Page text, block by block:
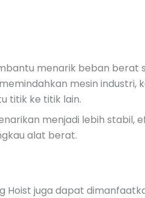
menarik beban
mesin industri,
titik ke titik lain.
menjadi lebih stabil,
alat berat.
Hoist juga dapat